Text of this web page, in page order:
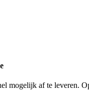
mogelijk af te leveren.